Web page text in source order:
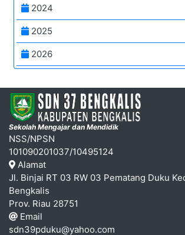
2024
2025
2026
Sekolah Mengajar dan Mendidik
NSS/NPSN
101090201037/10495124
Alamat
Jl. Binjai RT 03 RW 03 Pematang Duku
Bengkalis
Prov. Riau 28751
Email
sdn39pduku@yahoo.com